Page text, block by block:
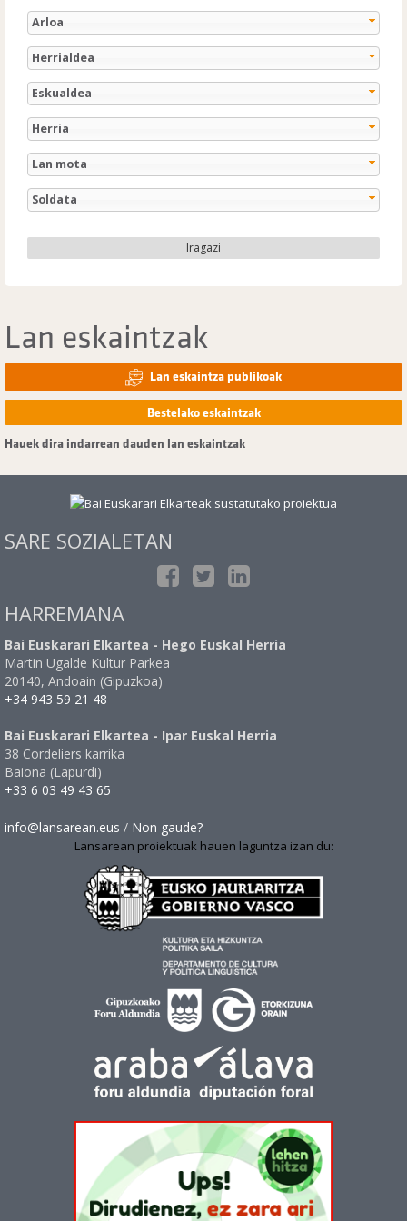
Arloa
Herrialdea
Eskualdea
Herria
Lan mota
Soldata
Iragazi
Lan eskaintzak
Lan eskaintza publikoak
Bestelako eskaintzak
Hauek dira indarrean dauden lan eskaintzak
SARE SOZIALETAN
HARREMANA
Bai Euskarari Elkartea - Hego Euskal Herria
Martin Ugalde Kultur Parkea
20140, Andoain (Gipuzkoa)
+34 943 59 21 48
Bai Euskarari Elkartea - Ipar Euskal Herria
38 Cordeliers karrika
Baiona (Lapurdi)
+33 6 03 49 43 65
info@lansarean.eus / Non gaude?
Lansarean proiektuak hauen laguntza izan du: